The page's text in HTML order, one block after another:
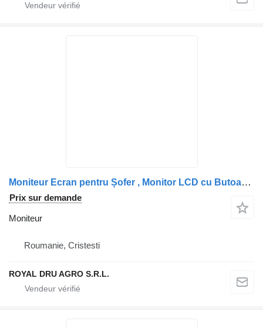
Moniteur Ecran pentru Șofer , Monitor LCD cu Butoane de Control și Vizor pour camion Scania MXN6900-11
Prix sur demande
Moniteur
Roumanie, Cristesti
ROYAL DRU AGRO S.R.L.